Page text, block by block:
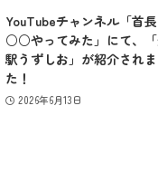
YouTubeチャンネル「首
○○やってみた」にて、
駅うずしお」が紹介され
た！
2026年6月13日